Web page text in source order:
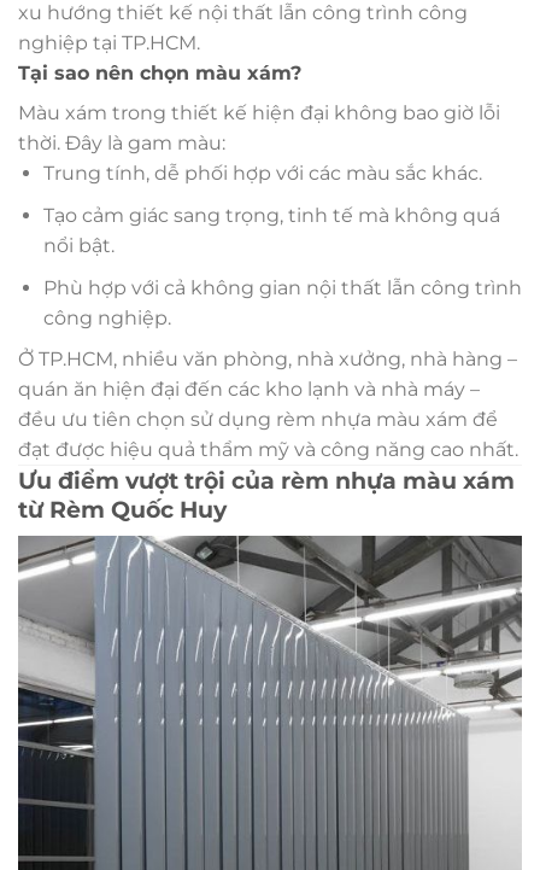
xu hướng thiết kế nội thất lẫn công trình công
nghiệp tại TP.HCM.
Tại sao nên chọn màu xám?
Màu xám trong thiết kế hiện đại không bao giờ lỗi
thời. Đây là gam màu:
Trung tính, dễ phối hợp với các màu sắc khác.
Tạo cảm giác sang trọng, tinh tế mà không quá
nổi bật.
Phù hợp với cả không gian nội thất lẫn công trình
công nghiệp.
Ở TP.HCM, nhiều văn phòng, nhà xưởng, nhà hàng –
quán ăn hiện đại đến các kho lạnh và nhà máy –
đều ưu tiên chọn sử dụng rèm nhựa màu xám để
đạt được hiệu quả thẩm mỹ và công năng cao nhất.
Ưu điểm vượt trội của rèm nhựa màu xám
từ Rèm Quốc Huy